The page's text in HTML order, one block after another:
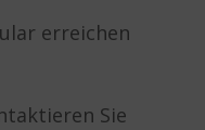
erreichen
Sie